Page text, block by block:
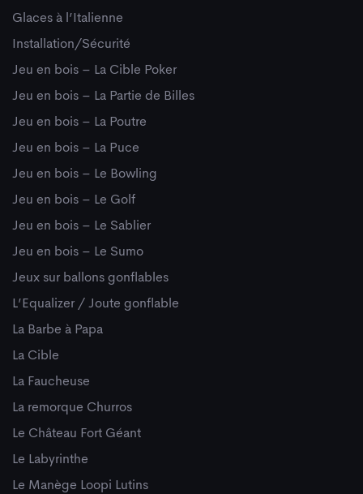
Glaces à l’Italienne
Installation/Sécurité
Jeu en bois – La Cible Poker
Jeu en bois – La Partie de Billes
Jeu en bois – La Poutre
Jeu en bois – La Puce
Jeu en bois – Le Bowling
Jeu en bois – Le Golf
Jeu en bois – Le Sablier
Jeu en bois – Le Sumo
Jeux sur ballons gonflables
L’Equalizer / Joute gonflable
La Barbe à Papa
La Cible
La Faucheuse
La remorque Churros
Le Château Fort Géant
Le Labyrinthe
Le Manège Loopi Lutins